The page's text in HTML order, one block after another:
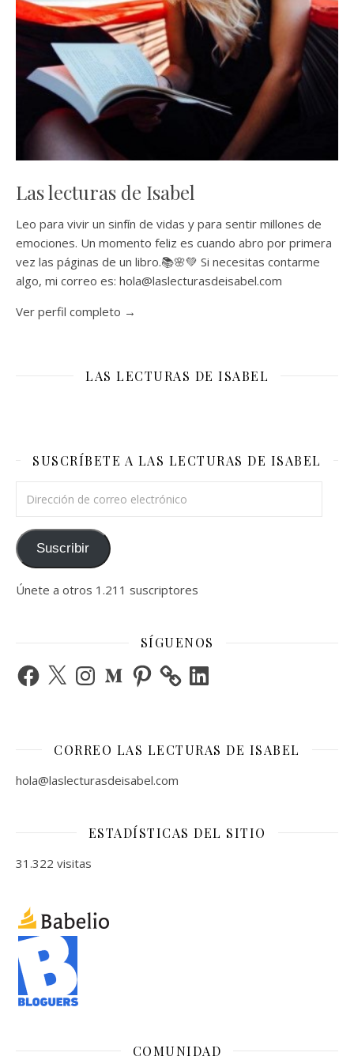
Las lecturas de Isabel
Leo para vivir un sinfín de vidas y para sentir millones de
emociones. Un momento feliz es cuando abro por primera
vez las páginas de un libro.📚🌸💚 Si necesitas contarme
algo, mi correo es: hola@laslecturasdeisabel.com
Ver perfil completo →
LAS LECTURAS DE ISABEL
SUSCRÍBETE A LAS LECTURAS DE ISABEL
Suscribir
Únete a otros 1.211 suscriptores
SÍGUENOS
Facebook
X InstagramMediumPinterest LinkedIn
CORREO LAS LECTURAS DE ISABEL
hola@laslecturasdeisabel.com
ESTADÍSTICAS DEL SITIO
31.322 visitas
COMUNIDAD